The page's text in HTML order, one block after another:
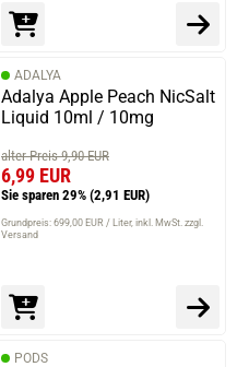
ADALYA
Adalya Apple Peach NicSalt
Liquid 10ml / 10mg
alter Preis 9,90 EUR
6,99 EUR
Sie sparen 29% (2,91 EUR)
Grundpreis: 699,00 EUR / Liter inkl. MwSt. zzgl.
Versand
PODS